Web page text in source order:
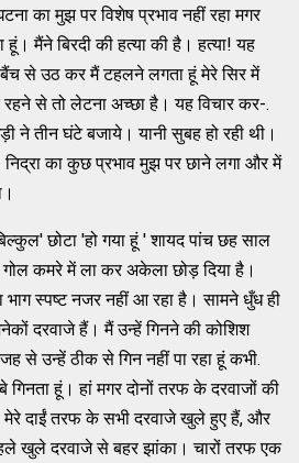
का मुझ पर विशेष प्रभाव नहीं रहा मगर
मैंने बिरदी की हत्या की है। हत्या! यह
से उठ कर मैं टहलने लगता हूं मेरे सिर में
रहने से तो लेटना अच्छा है। यह विचार कर-.
ने तीन घंटे बजाये। यानी सुबह हो रही थी।
का कुछ प्रभाव मुझ पर छाने लगा और में
छोटा 'हो गया हूं ' शायद पांच छह साल
कमरे में ला कर अकेला छोड़ दिया है।
स्पष्ट नजर नहीं आ रहा है। सामने धुँध ही
दरवाजे हैं। मैं उन्हें गिनने की कोशिश
से उन्हें ठीक से गिन नहीं पा रहा हूं कभी.
गिनता हूं। हां मगर दोनों तरफ के दरवाजों की
मेरे दाईं तरफ के सभी दरवाजे खुले हुए हैं, और
खुले दरवाजे से बहर झांका। चारों तरफ एक